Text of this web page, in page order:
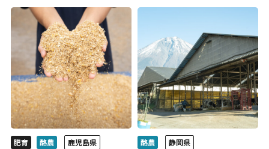
肥育 酪農 鹿児島県 酪農 静岡県